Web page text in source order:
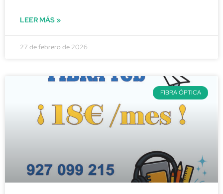
LEER MÁS »
27 de febrero de 2026
FIBRA ÓPTICA